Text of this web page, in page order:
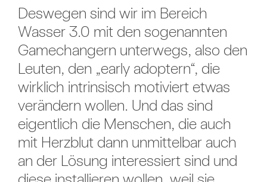
Deswegen sind wir im Bereich
Wasser 3.0 mit den sogenannten
Gamechangern unterwegs, also den
Leuten, den „early adoptern“, die
wirklich intrinsisch motiviert etwas
verändern wollen. Und das sind
eigentlich die Menschen, die auch
mit Herzblut dann unmittelbar auch
an der Lösung interessiert sind und